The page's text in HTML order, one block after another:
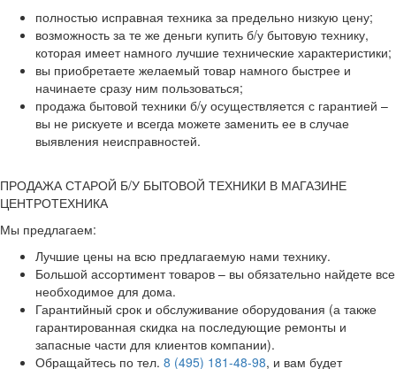
полностью исправная техника за предельно низкую цену;
возможность за те же деньги купить б/у бытовую технику,
которая имеет намного лучшие технические характеристики;
вы приобретаете желаемый товар намного быстрее и
начинаете сразу ним пользоваться;
продажа бытовой техники б/у осуществляется с гарантией –
вы не рискуете и всегда можете заменить ее в случае
выявления неисправностей.
ПРОДАЖА СТАРОЙ Б/У БЫТОВОЙ ТЕХНИКИ В МАГАЗИНЕ
ЦЕНТРОТЕХНИКА
Мы предлагаем:
Лучшие цены на всю предлагаемую нами технику.
Большой ассортимент товаров – вы обязательно найдете все
необходимое для дома.
Гарантийный срок и обслуживание оборудования (а также
гарантированная скидка на последующие ремонты и
запасные части для клиентов компании).
Обращайтесь по тел. 8 (495) 181-48-98, и вам будет